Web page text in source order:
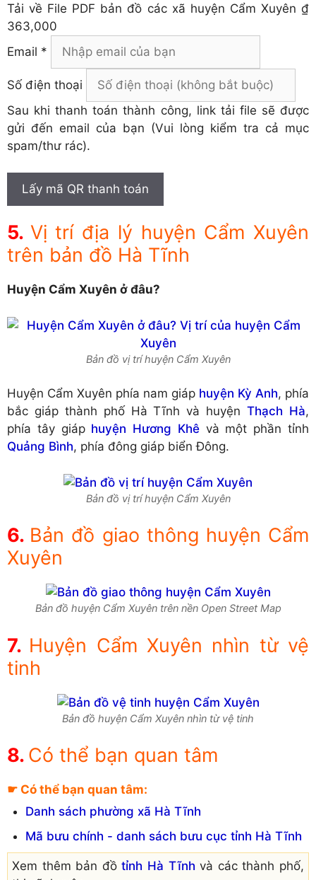
Tải về File PDF bản đồ các xã huyện Cẩm Xuyên ₫
363,000
Email *
Số điện thoại
Sau khi thanh toán thành công, link tải file sẽ được
gửi đến email của bạn (Vui lòng kiểm tra cả mục
spam/thư rác).
Lấy mã QR thanh toán
Vị trí địa lý huyện Cẩm Xuyên
trên bản đồ Hà Tĩnh
Huyện Cẩm Xuyên ở đâu?
Bản đồ vị trí huyện Cẩm Xuyên
Huyện Cẩm Xuyên phía nam giáp huyện Kỳ Anh, phía
bắc giáp thành phố Hà Tĩnh và huyệnThạch Hà,
phía tây giáp huyện Hương Khêvà một phần tỉnh
Quảng Bình, phía đông giáp biển Đông.
Bản đồ vị trí huyện Cẩm Xuyên
Bản đồ giao thông huyện Cẩm
Xuyên
Bản đồ huyện Cẩm Xuyên trên nền Open Street Map
Huyện Cẩm Xuyên nhìn từ vệ
tinh
Bản đồ huyện Cẩm Xuyên nhìn từ vệ tinh
Có thể bạn quan tâm
☛ Có thể bạn quan tâm:
Danh sách phường xã Hà Tĩnh
Mã bưu chính - danh sách bưu cục tỉnh Hà Tĩnh
Xem thêm bản đồtỉnh Hà Tĩnh và các thành phố,